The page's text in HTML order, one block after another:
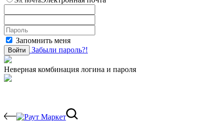
Запомнить меня
Войти Забыли пароль?!
Неверная комбинация логина и пароля